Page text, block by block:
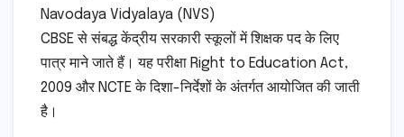
Navodaya Vidyalaya (NVS)
CBSE से संबद्ध केंद्रीय सरकारी स्कूलों में शिक्षक पद के लिए
पात्र माने जाते हैं। यह परीक्षा Right to Education Act,
2009 और NCTE के दिशा-निर्देशों के अंतर्गत आयोजित की जाती
है।